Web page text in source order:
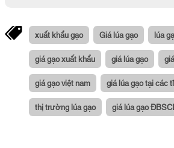
xuất khẩu gạo Giá lúa gạo lúa
giá gạo xuất khẩu giá lúa gạo
giá gạo việt nam giá lúa gạo tại các
thị trường lúa gạo giá lúa gạo